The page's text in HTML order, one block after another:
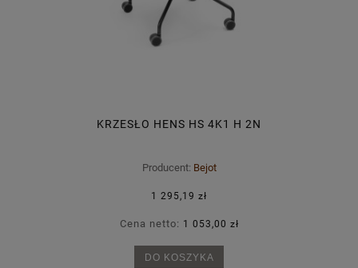
KRZESŁO HENS HS 4K1 H 2N
Producent: Bejot
1 295,19 zł
Cena netto: 1 053,00 zł
DO KOSZYKA